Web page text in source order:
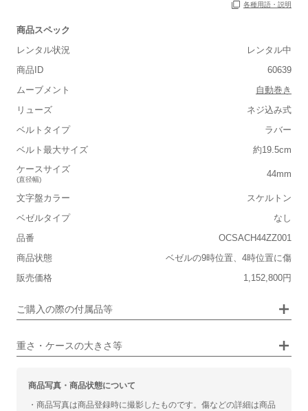
各種用語・説明
商品スペック
レンタル状況
レンタル中
商品ID
60639
ムーブメント
自動巻き
リューズ
ネジ込み式
ベルトタイプ
ラバー
ベルト最大サイズ
約19.5cm
ケースサイズ
(直径幅)
44mm
文字盤カラー
スケルトン
ベゼルタイプ
なし
品番
OCSACH44ZZ001
商品状態
ベゼルの9時位置、4時位置に傷
販売価格
1,152,800円
ご購入の際の付属品等
保証書
箱
あり
重さ・ケースの大きさ等
■重さ(ベルト込み)
■ケースの大きさ
小さい 大きい
■装飾感
カジュアル ビジネス
商品写真・商品状態について
・商品写真は商品登録時に撮影したものです。傷などの詳細は商品